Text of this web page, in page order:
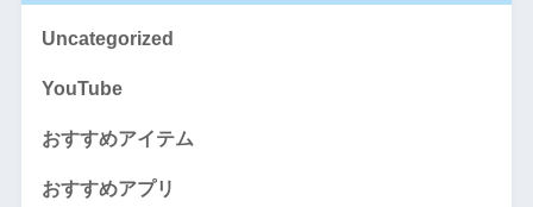
Uncategorized
YouTube
おすすめアイテム
おすすめアプリ